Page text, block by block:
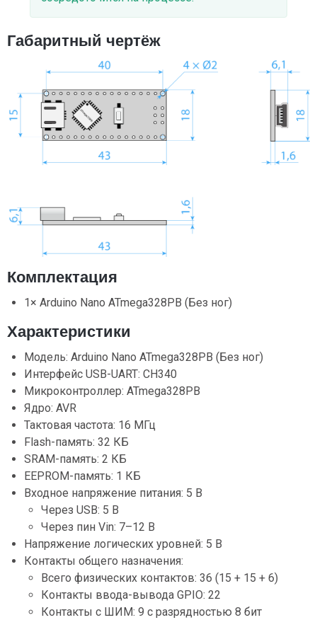
Габаритный чертёж
Комплектация
1× Arduino Nano ATmega328PB (Без ног)
Характеристики
Модель: Arduino Nano ATmega328PB (Без ног)
Интерфейс USB-UART: CH340
Микроконтроллер: ATmega328PB
Ядро: AVR
Тактовая частота: 16 МГц
Flash-память: 32 КБ
SRAM-память: 2 КБ
EEPROM-память: 1 КБ
Входное напряжение питания: 5 В
Через USB: 5 В
Через пин Vin: 7–12 В
Напряжение логических уровней: 5 В
Контакты общего назначения:
Всего физических контактов: 36 (15 + 15 + 6)
Контакты ввода-вывода GPIO: 22
Контакты с ШИМ: 9 с разрядностью 8 бит